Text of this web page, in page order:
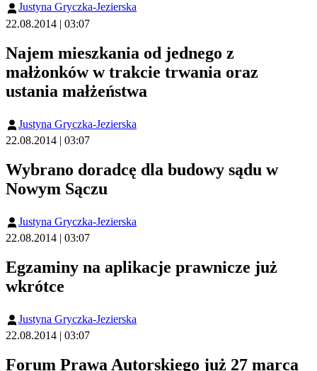
Justyna Gryczka-Jezierska
22.08.2014 | 03:07
Najem mieszkania od jednego z
małżonków w trakcie trwania oraz
ustania małżeństwa
Justyna Gryczka-Jezierska
22.08.2014 | 03:07
Wybrano doradcę dla budowy sądu w
Nowym Sączu
Justyna Gryczka-Jezierska
22.08.2014 | 03:07
Egzaminy na aplikacje prawnicze już
wkrótce
Justyna Gryczka-Jezierska
22.08.2014 | 03:07
Forum Prawa Autorskiego już 27 marca